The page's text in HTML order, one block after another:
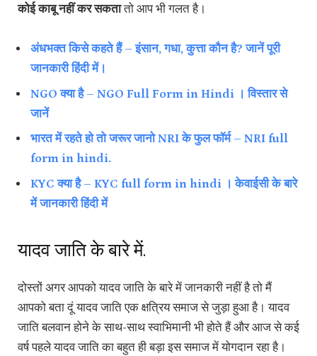
कोई काबू नहीं कर सकतातो आप भी गलत है।
अंधभक्त किसे कहते हैं – इंसान, गधा, कुत्ता कौन है? जानें पूरी
जानकारी हिंदी में।
NGO क्या है – NGO Full Form in Hindi । विस्तार से
जानें
भारत में रहते हो तो जरूर जानो NRI के फुल फॉर्म – NRI full
form in hindi.
KYC क्या है – KYC full form in hindi । केवाईसी के बारे
में जानकारी हिंदी में
यादव जाति के बारे में.
दोस्तों अगर आपको यादव जाति के बारे में जानकारी नहीं है तो मैं
आपको बता दूं यादव जाति एक क्षत्रिय समाज से जुड़ा हुआ है। यादव
जाति बलवान होने के साथ-साथ स्वाभिमानी भी होते हैं और आज से कई
वर्ष पहले यादव जाति का बहुत ही बड़ा इस समाज में योगदान रहा है।